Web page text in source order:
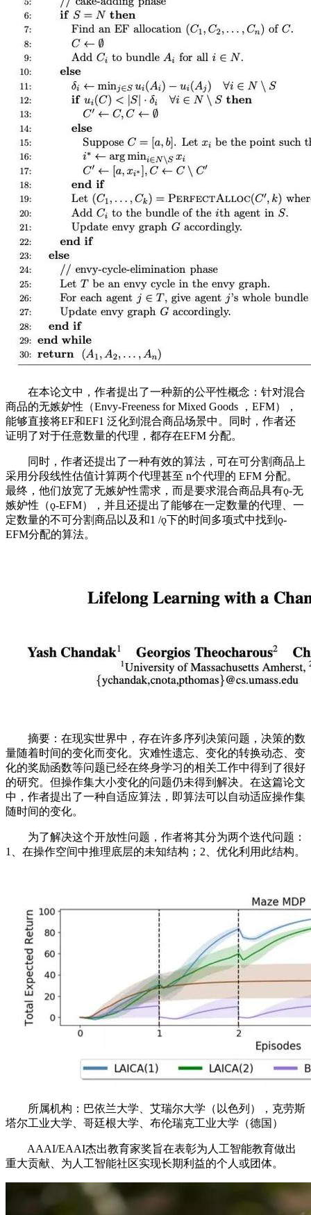
在本论文中，作者提出了一种新的公平性概念：针对混合
商品的无嫉妒性（Envy-Freeness for Mixed Goods ，EFM），
能够直接将EF和EF1 泛化到混合商品场景中。同时，作者还
证明了对于任意数量的代理，都存在EFM 分配。
同时，作者还提出了一种有效的算法，可在可分割商品上
采用分段线性估值计算两个代理甚至 n个代理的 EFM 分配。
最终，他们放宽了无嫉妒性需求，而是要求混合商品具有ǫ-无
嫉妒性（ǫ-EFM），并且还提出了能够在一定数量的代理、一
定数量的不可分割商品以及和1 /ǫ下的时间多项式中找到ǫ-
EFM分配的算法。
摘要：在现实世界中，存在许多序列决策问题，决策的数
量随着时间的变化而变化。灾难性遗忘、变化的转换动态、变
化的奖励函数等问题已经在终身学习的相关工作中得到了很好
的研究。但操作集大小变化的问题仍未得到解决。在这篇论文
中，作者提出了一种自适应算法，即算法可以自动适应操作集
随时间的变化。
为了解决这个开放性问题，作者将其分为两个迭代问题：
1、在操作空间中推理底层的未知结构；2、优化利用此结构。
所属机构：巴依兰大学、艾瑞尔大学（以色列），克劳斯
塔尔工业大学、哥廷根大学、布伦瑞克工业大学（德国）
AAAI/EAAI杰出教育家奖旨在表彰为人工智能教育做出
重大贡献、为人工智能社区实现长期利益的个人或团体。